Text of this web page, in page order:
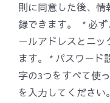
則に同意した後、情
録できます。 * 必ず
ールアドレスとニッ
ます。 * パスワード
字の3つをすべて使
を入力してください